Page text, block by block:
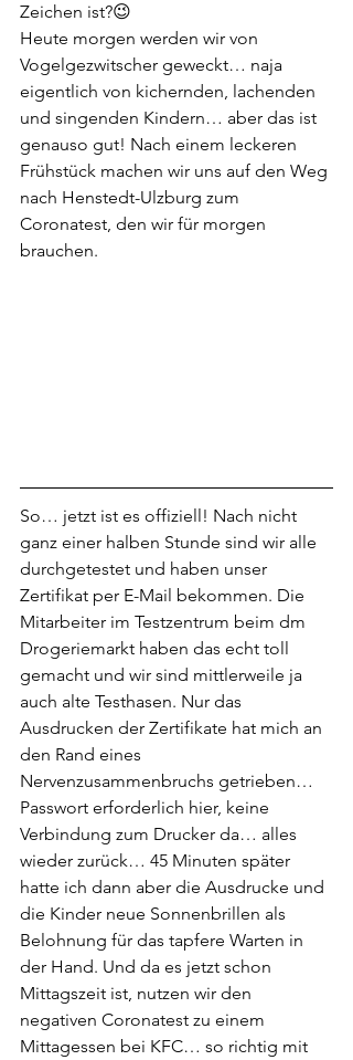
Zeichen ist?😉
Heute morgen werden wir von
Vogelgezwitscher geweckt… naja
eigentlich von kichernden, lachenden
und singenden Kindern… aber das ist
genauso gut! Nach einem leckeren
Frühstück machen wir uns auf den Weg
nach Henstedt-Ulzburg zum
Coronatest, den wir für morgen
brauchen.
So… jetzt ist es offiziell! Nach nicht
ganz einer halben Stunde sind wir alle
durchgetestet und haben unser
Zertifikat per E-Mail bekommen. Die
Mitarbeiter im Testzentrum beim dm
Drogeriemarkt haben das echt toll
gemacht und wir sind mittlerweile ja
auch alte Testhasen. Nur das
Ausdrucken der Zertifikate hat mich an
den Rand eines
Nervenzusammenbruchs getrieben…
Passwort erforderlich hier, keine
Verbindung zum Drucker da… alles
wieder zurück… 45 Minuten später
hatte ich dann aber die Ausdrucke und
die Kinder neue Sonnenbrillen als
Belohnung für das tapfere Warten in
der Hand. Und da es jetzt schon
Mittagszeit ist, nutzen wir den
negativen Coronatest zu einem
Mittagessen bei KFC… so richtig mit